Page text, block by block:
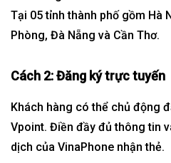
Tại 05 tỉnh thành phố gồm Hà
Phòng, Đà Nẵng và Cần Thơ.
Cách 2:Đăng ký trực tuyến
Khách hàng có thể chủ động
Vpoint. Điền đầy đủ thông tin
dịch của VinaPhone nhận thẻ.